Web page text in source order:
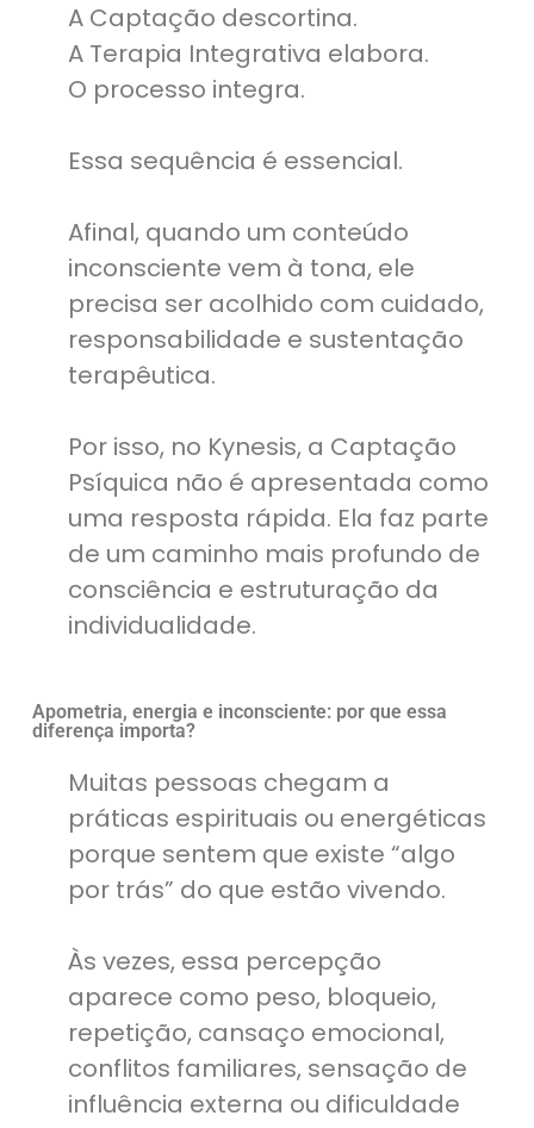
A Captação descortina.
A Terapia Integrativa elabora.
O processo integra.
Essa sequência é essencial.
Afinal, quando um conteúdo
inconsciente vem à tona, ele
precisa ser acolhido com cuidado,
responsabilidade e sustentação
terapêutica.
Por isso, no Kynesis, a Captação
Psíquica não é apresentada como
uma resposta rápida. Ela faz parte
de um caminho mais profundo de
consciência e estruturação da
individualidade.
Apometria, energia e inconsciente: por que essa
diferença importa?
Muitas pessoas chegam a
práticas espirituais ou energéticas
porque sentem que existe “algo
por trás” do que estão vivendo.
Às vezes, essa percepção
aparece como peso, bloqueio,
repetição, cansaço emocional,
conflitos familiares, sensação de
influência externa ou dificuldade